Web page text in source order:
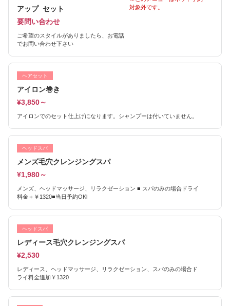
アップ セット
要問い合わせ
ご希望のスタイルがありましたら、お電話
でお問い合わせ下さい
対象外です。
ヘアセット
アイロン巻き
¥3,850～
アイロンでのセット仕上げになります。シャンプーは付いていません。
ヘッドスパ
メンズ毛穴クレンジングスパ
¥1,980～
メンズ、ヘッドマッサージ、リラクゼーション ■ スパのみの場合ドライ
料金＋￥1320■当日予約OKl
ヘッドスパ
レディース毛穴クレンジングスパ
¥2,530
レディース、ヘッドマッサージ、リラクゼーション、スパのみの場合ド
ライ料金追加￥1320